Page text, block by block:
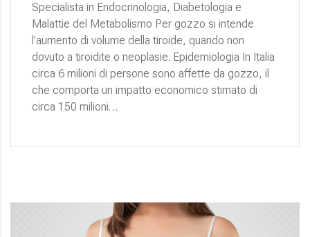
Specialista in Endocrinologia, Diabetologia e
Malattie del Metabolismo Per gozzo si intende
l’aumento di volume della tiroide, quando non
dovuto a tiroidite o neoplasie. Epidemiologia In Italia
circa 6 milioni di persone sono affette da gozzo, il
che comporta un impatto economico stimato di
circa 150 milioni…